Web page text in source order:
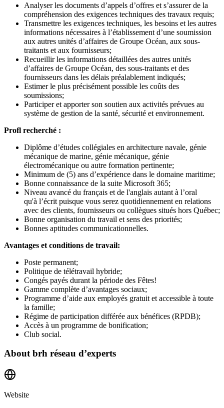
Analyser les documents d’appels d’offres et s’assurer de la
compréhension des exigences techniques des travaux requis;
Transmettre les exigences techniques, les besoins et les autres
informations nécessaires à l’établissement d’une soumission
aux autres unités d’affaires de Groupe Océan, aux sous-
traitants et aux fournisseurs;
Recueillir les informations détaillées des autres unités
d’affaires de Groupe Océan, des sous-traitants et des
fournisseurs dans les délais préalablement indiqués;
Estimer le plus précisément possible les coûts des
soumissions;
Participer et apporter son soutien aux activités prévues au
système de gestion de la santé, sécurité et environnement.
Profl recherché :
Diplôme d’études collégiales en architecture navale, génie
mécanique de marine, génie mécanique, génie
électromécanique ou autre formation pertinente;
Minimum de (5) ans d’expérience dans le domaine maritime;
Bonne connaissance de la suite Microsoft 365;
Niveau avancé du français et de l'anglais autant à l’oral
qu'à l’écrit puisque vous serez quotidiennement en relations
avec des clients, fournisseurs ou collègues situés hors Québec;
Bonne organisation du travail et sens des priorités;
Bonnes aptitudes communicationnelles.
Avantages et conditions de travail:
Poste permanent;
Politique de télétravail hybride;
Congés payés durant la période des Fêtes!
Gamme complète d’avantages sociaux;
Programme d’aide aux employés gratuit et accessible à toute
la famille;
Régime de participation différée aux bénéfices (RPDB);
Accès à un programme de bonification;
Club social.
About brh réseau d’experts
Website